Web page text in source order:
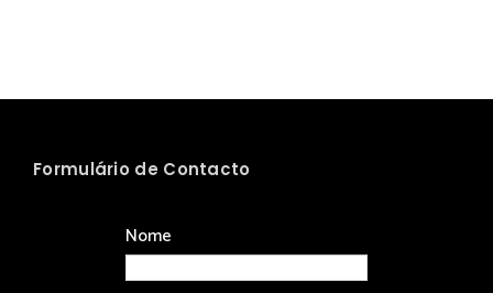
Formulário de Contacto
Nome